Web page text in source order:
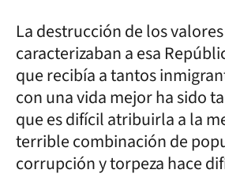
La destrucción de los
caracterizaban a esa
que recibía a tantos
con una vida mejor ha sido
que es difícil atribuirla a la
terrible combinación de
corrupción y torpeza hace